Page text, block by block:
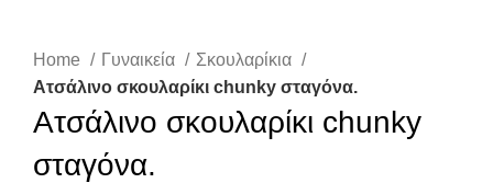
Home
Γυναικεία
Σκουλαρίκια
Ατσάλινο σκουλαρίκι chunky σταγόνα.
Ατσάλινο σκουλαρίκι chunky
σταγόνα.